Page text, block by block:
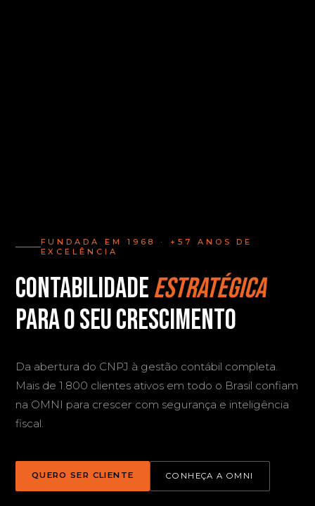
FUNDADA EM 1968 · +57 ANOS DE
EXCELÊNCIA
Contabilidadeestratégica
para o seu crescimento
Da abertura do CNPJ à gestão contábil completa.
Mais de 1.800 clientes ativos em todo o Brasil confiam
na OMNI para crescer com segurança e inteligência
fiscal.
QUERO SER CLIENTE CONHEÇA A OMNI